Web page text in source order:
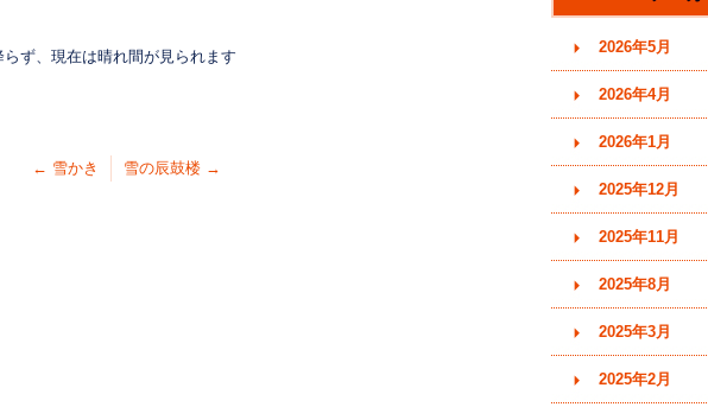
ず、現在は晴れ間が見られます
← 雪かき 雪の辰鼓楼 →
す)
2026年5月
2026年4月
2026年1月
2025年12月
2025年11月
2025年8月
2025年3月
2025年2月